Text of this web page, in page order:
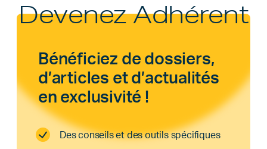
Devenez Adhérent
Bénéficiez de dossiers,
d’articles et d’actualités
en exclusivité !
Des conseils et des outils spécifiques